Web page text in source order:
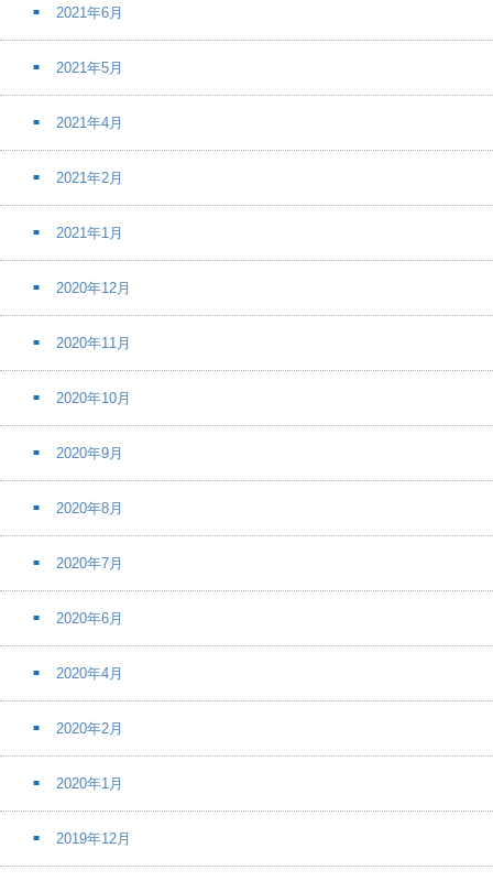
2021年6月
2021年5月
2021年4月
2021年2月
2021年1月
2020年12月
2020年11月
2020年10月
2020年9月
2020年8月
2020年7月
2020年6月
2020年4月
2020年2月
2020年1月
2019年12月